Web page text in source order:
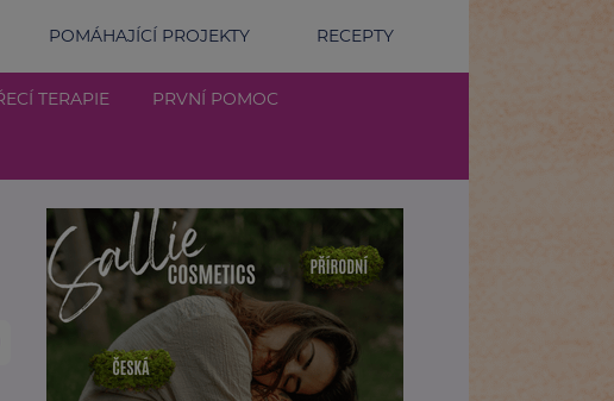
POMÁHAJÍCÍ PROJEKTY RECEPTY
TERAPIE PRVNÍ POMOC